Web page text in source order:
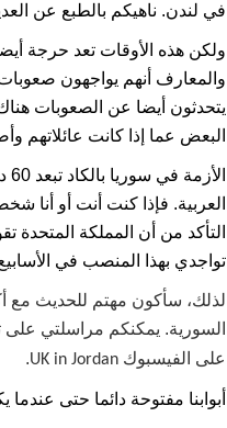
في لندن. ناهيكم بالطبع عن
ولكن هذه الأوقات تعد حرجة
والمعارف أنهم يواجهون
يتحدثون أيضا عن الصعوبات
البعض عما إذا كانت
العربية. فإذا كنت أنت أو أنا
التأكد من أن المملكة
تواجدي بهذا المنصب في الأسابيع
لذلك، سأكون مهتم للحديث مع
السورية. يمكنكم مراسلتي على
على الفيسبوك UK in Jordan
.
أبوابنا مفتوحة دائما حتى عندما